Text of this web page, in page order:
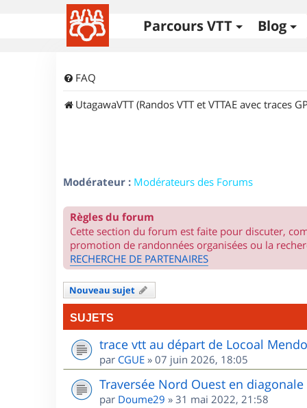
Parcours VTT Blog
FAQ
UtagawaVTT (Randos VTT et VTTAE avec traces
Modérateur : Modérateurs des Forums
Règles du forum
Cette section du forum est faite pour discuter,
promotion de randonnées organisées ou la
RECHERCHE DE PARTENAIRES
Nouveau sujet
SUJETS
trace vtt au départ de Locoal
par CGUE » 07 juin 2026, 18:05
Traversée Nord Ouest en diagonale
par Doume29 » 31 mai 2022, 21:58